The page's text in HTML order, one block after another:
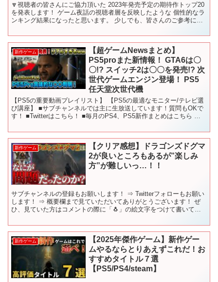
🔽視聴者の皆さんにご協力頂いた 2023年発売予定の期待作トップ20
を発表します！ ゲーム夜話の視聴者層を反映したような 個性的なラ
ンキング結果になったと思います。 少しでも、皆さんのご参考にな
新作ゲーム
【超ゲームNewsまとめ】
PS5proまた新情報！ GTA6は〇
〇!? スイッチ2は〇〇を発売!? 次
世代ゲームエンジン登場！ PS5
任天堂次世代機
【PS5の重要動画プレイリスト】 【PS5の最適なモニター/テレビ選
び講座】 ■サブチャンネルでは主に生放送しています！質問もOKで
す！ ■Twitterはこちら！ ■毎月のPS4、PS5新作まとめはこちら 〇
新作ゲーム
【クリア感想】ドラゴンズドグマ
2が良いところもあるが”楽しみ
方”が難しいっ…！！
サブチャンネルの登録もお願いします！ ⇒ Twitterフォローもお願い
します！ ⇒ 概要欄まで見ていただいてありがとうございます！ ぜ
ひ、見ていた方はコメントの際に「🐧」の絵文字をつけて書いてい
新作ゲーム
【2025年傑作ゲーム】新作ゲー
ムやるならとりあえずこれだ！お
すすめタイトル７選
【PS5/PS4/steam】